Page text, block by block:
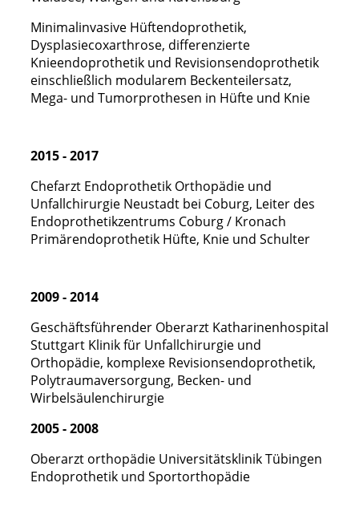
Minimalinvasive Hüftendoprothetik,
Dysplasiecoxarthrose, differenzierte
Knieendoprothetik und Revisionsendoprothetik
einschließlich modularem Beckenteilersatz,
Mega- und Tumorprothesen in Hüfte und Knie
2015 - 2017
Chefarzt Endoprothetik Orthopädie und
Unfallchirurgie Neustadt bei Coburg, Leiter des
Endoprothetikzentrums Coburg / Kronach
Primärendoprothetik Hüfte, Knie und Schulter
2009 - 2014
Geschäftsführender Oberarzt Katharinenhospital
Stuttgart Klinik für Unfallchirurgie und
Orthopädie, komplexe Revisionsendoprothetik,
Polytraumaversorgung, Becken- und
Wirbelsäulenchirurgie
2005 - 2008
Oberarzt orthopädie Universitätsklinik Tübingen
Endoprothetik und Sportorthopädie